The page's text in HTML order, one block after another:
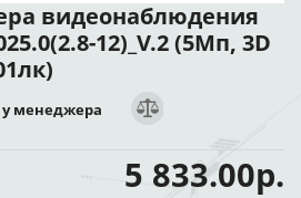
видеонаблюдения
12)_V.2 (5Мп, 3D
менеджера
5 833.00р.